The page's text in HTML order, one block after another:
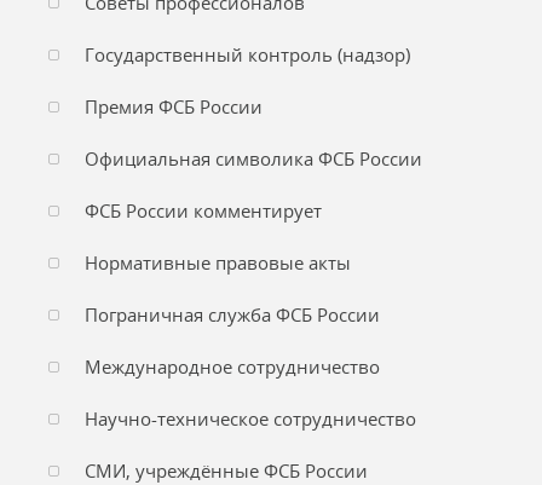
Государственный контроль (надзор)
Премия ФСБ России
Официальная символика ФСБ России
ФСБ России комментирует
Нормативные правовые акты
Пограничная служба ФСБ России
Международное сотрудничество
Научно-техническое сотрудничество
СМИ, учреждённые ФСБ России